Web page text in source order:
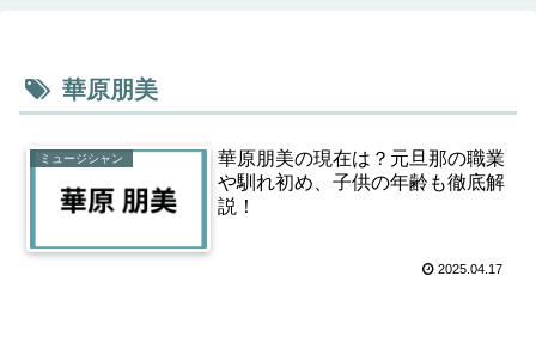
華原朋美
ミュージシャン
華原朋美の現在は？元旦那の職業
や馴れ初め、子供の年齢も徹底解
説！
2025.04.17